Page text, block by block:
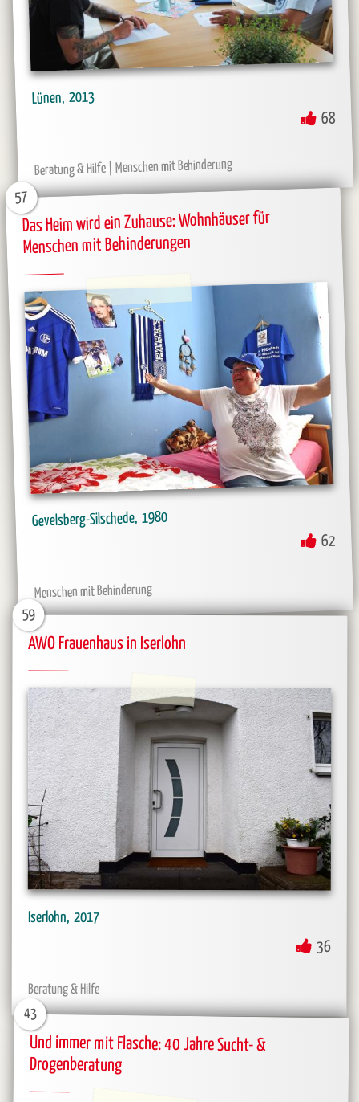
Lünen 2013
68
Beratung & Hilfe Menschen mit Behinderung
Das Heim wird ein Zuhause: Wohnhäuser für
Menschen mit Behinderungen
57
Gevelsberg-Silschede 1980
62
Menschen mit Behinderung
AWO Frauenhaus in Iserlohn
59
Iserlohn 2017
36
Beratung & Hilfe
Und immer mit Flasche: 40 Jahre Sucht- &
Drogenberatung
43